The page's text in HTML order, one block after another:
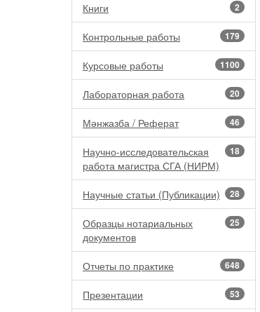
2
Книги
179
Контрольные работы
1100
Курсовые работы
20
Лабораторная работа
46
Мәнжазба / Реферат
18
Научно-исследовательская
работа магистра СГА (НИРМ)
28
Научные статьи (Публикации)
25
Образцы нотариальных
документов
648
Отчеты по практике
53
Презентации